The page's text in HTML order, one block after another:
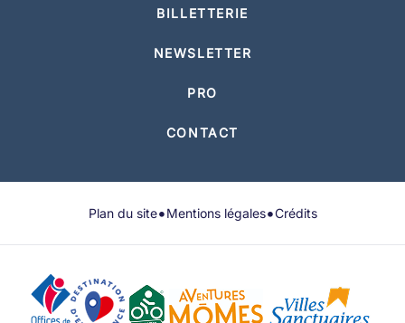
BILLETTERIE
NEWSLETTER
PRO
CONTACT
Plan du site•Mentions légales•Crédits